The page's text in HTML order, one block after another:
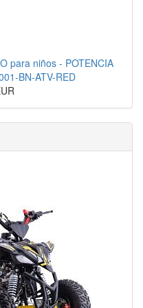
para niños - POTENCIA
BN-ATV-RED